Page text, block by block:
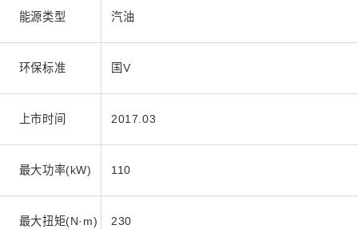
能源类型 汽油
环保标准 国V
上市时间 2017.03
最大功率(kW) 110
最大扭矩(N·m) 230